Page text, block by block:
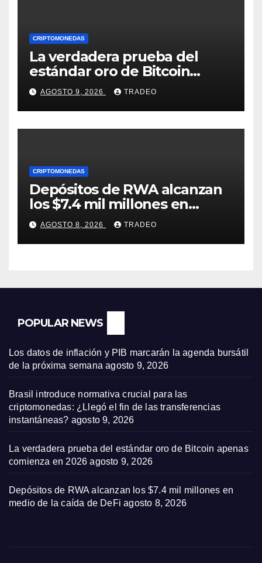
CRIPTOMONEDAS
La verdadera prueba del
estándar oro de Bitcoin
apenas comienza en 2026
AGOSTO 9, 2026 TRADEO
CRIPTOMONEDAS
Depósitos de RWA alcanzan
los $7.4 mil millones en
medio de la caída de DeFi
AGOSTO 8, 2026 TRADEO
POPULAR NEWS
Los datos de inflación y PIB marcarán la agenda bursátil
de la próxima semana agosto 9, 2026
Brasil introduce normativa crucial para las
criptomonedas: ¿Llegó el fin de las transferencias
instantáneas? agosto 9, 2026
La verdadera prueba del estándar oro de Bitcoin apenas
comienza en 2026 agosto 9, 2026
Depósitos de RWA alcanzan los $7.4 mil millones en
medio de la caída de DeFi agosto 8, 2026